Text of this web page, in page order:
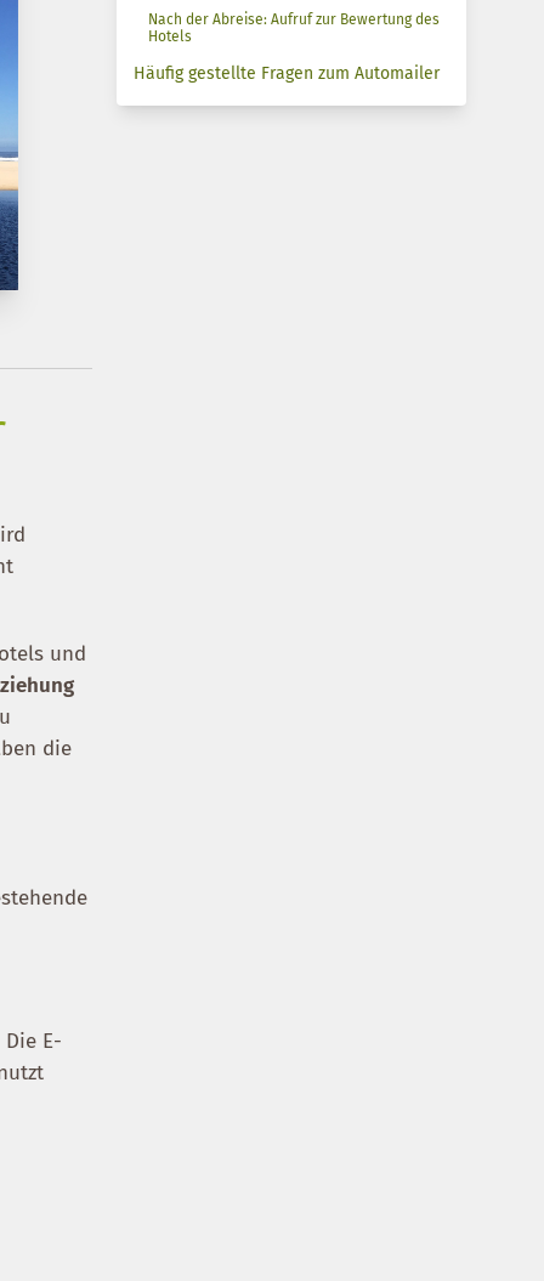
Nach der Abreise: Aufruf zur Bewertung des
Hotels
Häufig gestellte Fragen zum Automailer
und
die
E-